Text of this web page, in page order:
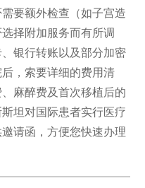
要额外检查（如子宫造
择附加服务而有所调
银行转账以及部分加密
，索要详细的费用清
麻醉费及首次移植后的
坦对国际患者实行医疗
请函，方便您快速办理